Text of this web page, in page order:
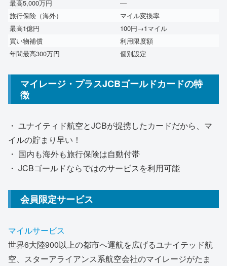
最高5,000万円
―
旅行保険（海外）
マイル変換率
最高1億円
100円→1マイル
買い物補償
利用限度額
年間最高300万円
個別設定
マイレージ・プラスJCBゴールドカードの特
徴
・ ユナイティド航空とJCBが提携したカードだから、マ
イルの貯まり早い！
・ 国内も海外も旅行保険は自動付帯
・ JCBゴールドならではのサービスを利用可能
会員限定サービス
マイルサービス
世界6大陸900以上の都市へ運航を広げるユナイテッド航
空、スターアライアンス系航空会社のマイレージがたま